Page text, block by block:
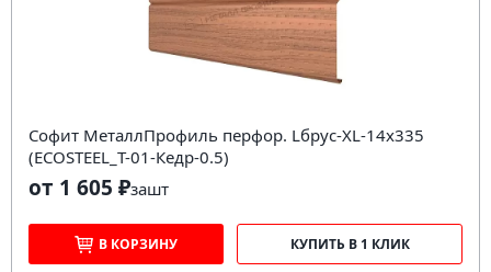
Софит МеталлПрофиль перфор. Lбрус-XL-14х335
(ECOSTEEL_T-01-Кедр-0.5)
от 1 605 ₽зашт
В КОРЗИНУ КУПИТЬ В 1 КЛИК